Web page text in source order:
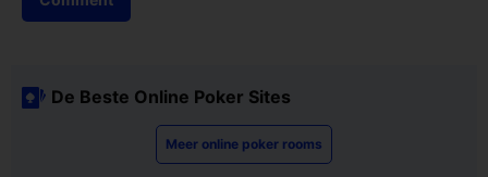
De Beste Online Poker Sites
Meer online poker rooms